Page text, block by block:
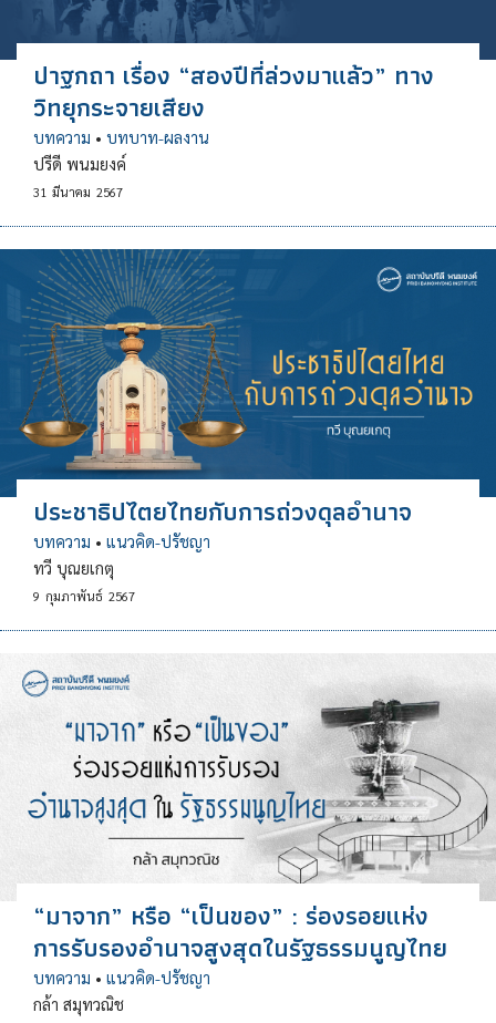
ปาฐกถา เรื่อง “สองปีที่ล่วงมาแล้ว” ทาง
วิทยุกระจายเสียง
บทความ • บทบาท-ผลงาน
ปรีดี พนมยงค์
31 มีนาคม 2567
ประชาธิปไตยไทยกับการถ่วงดุลอำนาจ
บทความ • แนวคิด-ปรัชญา
ทวี บุณยเกตุ
9 กุมภาพันธ์ 2567
“มาจาก” หรือ “เป็นของ” : ร่องรอยแห่ง
การรับรองอำนาจสูงสุดในรัฐธรรมนูญไทย
บทความ • แนวคิด-ปรัชญา
กล้า สมุทวณิช